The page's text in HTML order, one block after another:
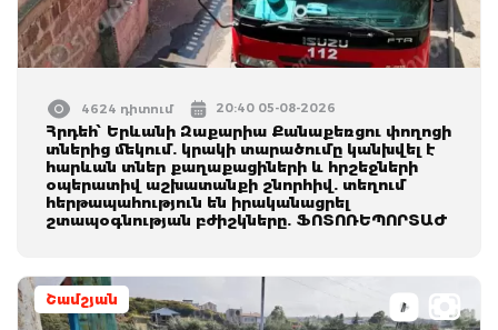
4624 դիտում 20:40 05-08-2026
Հրդեհ՝ Երևանի Զաքարիա Քանաքեռցու փողոցի
տներից մեկում. կրակի տարածումը կանխվել է
հարևան տներ քաղաքացիների և հրշեջների
օպերատիվ աշխատանքի շնորհիվ. տեղում
հերթապահություն են իրականացրել
շտապօգնության բժիշկները. ՖՈՏՈՌԵՊՈՐՏԱԺ
Շամշյան